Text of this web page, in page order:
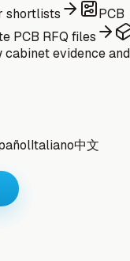
shortlists
PCB
PCB RFQ files
cabinet evidence
Italiano中文